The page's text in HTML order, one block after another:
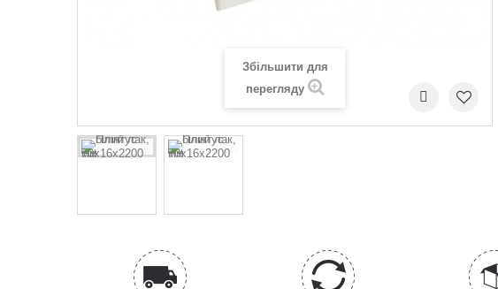
Збільшити для
перегляду